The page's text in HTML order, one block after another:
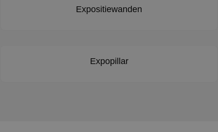
Expositiewanden
Expopillar